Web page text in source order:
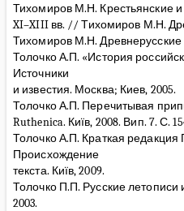
Тихомиров М.Н. Крестьянские и
XI–XIII вв. // Тихомиров М.Н.
Тихомиров М.Н. Древнерусские
Толочко А.П. «История
Источники
и известия. Москва; Киев, 2005.
Толочко А.П. Перечитывая
Ruthenica. Київ, 2008. Вип. 7. С.
Толочко А.П. Краткая редакция
Происхождение
текста. Київ, 2009.
Толочко П.П. Русские
2003.